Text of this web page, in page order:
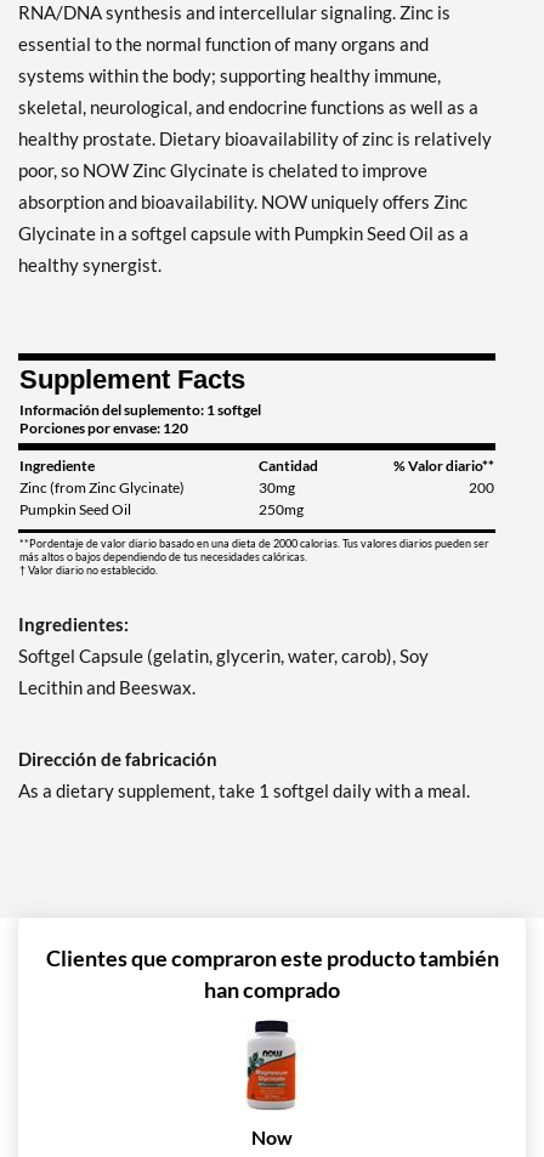
RNA/DNA synthesis and intercellular signaling. Zinc is
essential to the normal function of many organs and
systems within the body; supporting healthy immune,
skeletal, neurological, and endocrine functions as well as a
healthy prostate. Dietary bioavailability of zinc is relatively
poor, so NOW Zinc Glycinate is chelated to improve
absorption and bioavailability. NOW uniquely offers Zinc
Glycinate in a softgel capsule with Pumpkin Seed Oil as a
healthy synergist.
Supplement Facts
Información del suplemento: 1 softgel
Porciones por envase: 120
Ingrediente Cantidad
% Valor diario**
Zinc (from Zinc Glycinate)
30mg
200
Pumpkin Seed Oil
250mg
**Pordentaje de valor diario basado en una dieta de 2000 calorias. Tus valores diarios pueden ser
más altos o bajos dependiendo de tus necesidades calóricas.
† Valor diario no establecido.
Ingredientes:
Softgel Capsule (gelatin, glycerin, water, carob), Soy
Lecithin and Beeswax.
Dirección de fabricación
As a dietary supplement, take 1 softgel daily with a meal.
Clientes que compraron este producto también
han comprado
Now